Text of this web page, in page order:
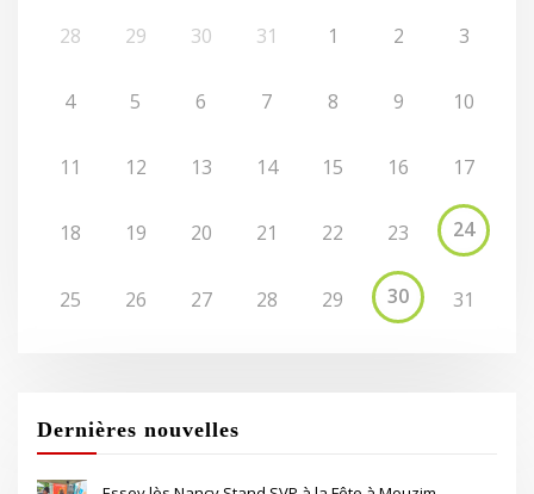
28 29 30 31 1 2 3
4 5 6 7 8 9 10
11 12 13 14 15 16 17
18 19 20 21 22 23 24
25 26 27 28 29 30 31
Dernières nouvelles